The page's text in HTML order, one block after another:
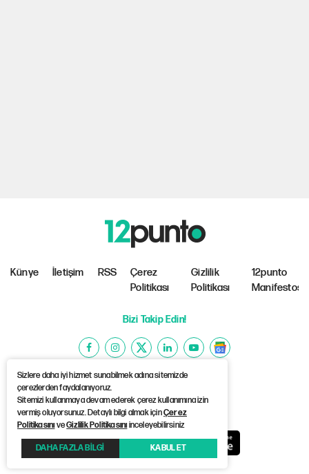
Sizlere daha iyi hizmet sunabilmek adına sitemizde
çerezlerden faydalanıyoruz.
Sitemizi kullanmaya devam ederek çerez kullanımına izin
vermiş oluyorsunuz. Detaylı bilgi almak içinÇerez
PolitikasınıveGizlilik Politikasınıinceleyebilirsiniz
DAHA FAZLA BİLGİ KABUL ET
Künye İletişim RSS
Çerez
Politikası
Gizlilik
Politikası
12punto
Manifestosu
Bizi Takip Edin!
©Copyright 2026 12punto